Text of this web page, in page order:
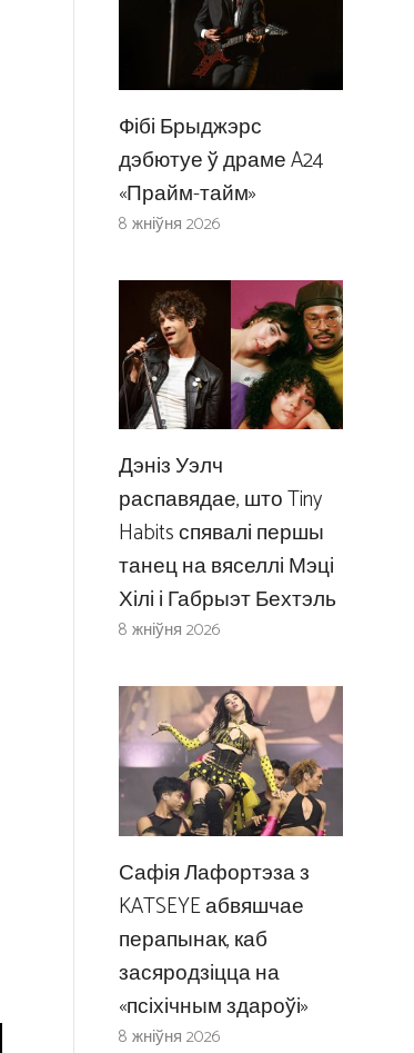
Фібі Брыджэрс
дэбютуе ў драме A24
«Прайм-тайм»
8 жніўня 2026
Дэніз Уэлч
распавядае, што Tiny
Habits спявалі першы
танец на вяселлі Мэці
Хілі і Габрыэт Бехтэль
8 жніўня 2026
Сафія Лафортэза з
KATSEYE абвяшчае
перапынак, каб
засяродзіцца на
«псіхічным здароўі»
8 жніўня 2026